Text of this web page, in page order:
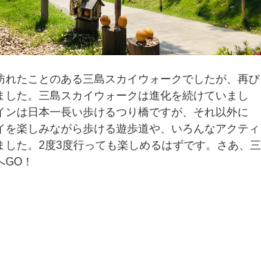
れたことのある三島スカイウォークでしたが、再び
した。三島スカイウォークは進化を続けていまし
ンは日本一長い歩けるつり橋ですが、それ以外に
を楽しみながら歩ける遊歩道や、いろんなアクティ
した。2度3度行っても楽しめるはずです。さあ、三
！